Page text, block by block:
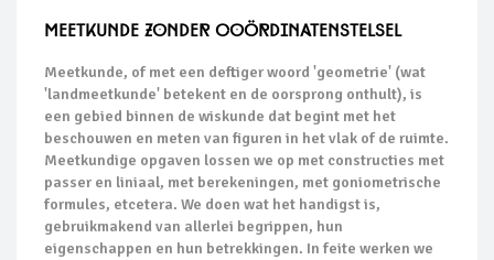
Meetkunde zonder coördinatenstelsel
Meetkunde, of met een deftiger woord 'geometrie' (wat
'landmeetkunde' betekent en de oorsprong onthult), is
een gebied binnen de wiskunde dat begint met het
beschouwen en meten van figuren in het vlak of de ruimte.
Meetkundige opgaven lossen we op met constructies met
passer en liniaal, met berekeningen, met goniometrische
formules, etcetera. We doen wat het handigst is,
gebruikmakend van allerlei begrippen, hun
eigenschappen en hun betrekkingen. In feite werken we